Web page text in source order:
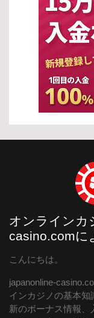
オンラインカ
casino.comに
こんにちは。
japanonline-
インカジノの基本
新のボーナス情報、